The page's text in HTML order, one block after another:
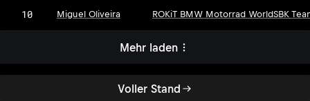
Voller Stand
10 Miguel Oliveira ROKiT BMW Motorrad WorldSBK
Mehr laden